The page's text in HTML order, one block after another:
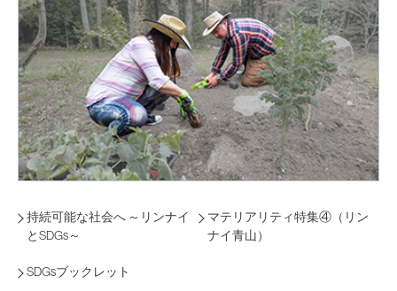
持続可能な社会へ ～リンナイ
とSDGs～
マテリアリティ特集④（リン
ナイ青山）
SDGsブックレット